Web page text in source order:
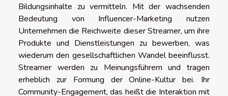
Bildungsinhalte zu vermitteln. Mit der wachsenden
Bedeutung von Influencer-Marketing nutzen
Unternehmen die Reichweite dieser Streamer, um ihre
Produkte und Dienstleistungen zu bewerben, was
wiederum den gesellschaftlichen Wandel beeinflusst.
Streamer werden zu Meinungsführern und tragen
erheblich zur Formung der Online-Kultur bei. Ihr
Community-Engagement, das heißt die Interaktion mit